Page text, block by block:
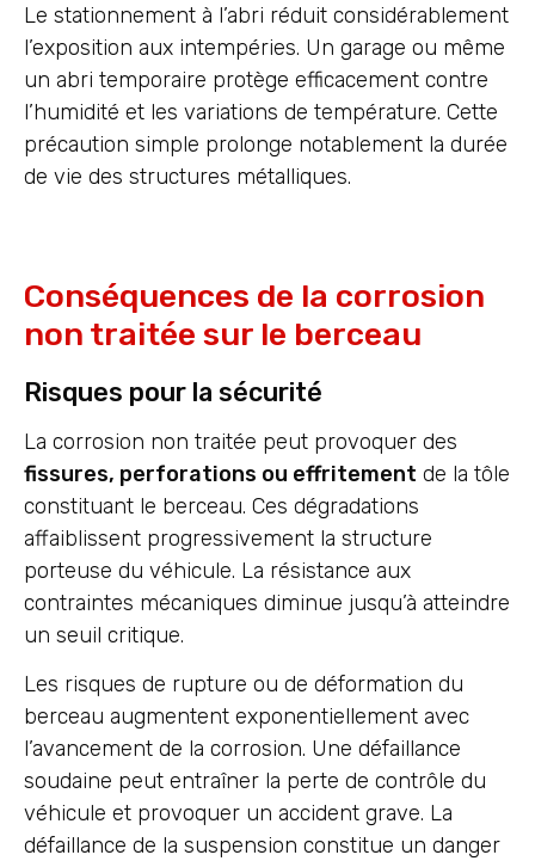
Le stationnement à l’abri réduit considérablement
l’exposition aux intempéries. Un garage ou même
un abri temporaire protège efficacement contre
l’humidité et les variations de température. Cette
précaution simple prolonge notablement la durée
de vie des structures métalliques.
Conséquences de la corrosion
non traitée sur le berceau
Risques pour la sécurité
La corrosion non traitée peut provoquer des
fissures, perforations ou effritement de la tôle
constituant le berceau. Ces dégradations
affaiblissent progressivement la structure
porteuse du véhicule. La résistance aux
contraintes mécaniques diminue jusqu’à atteindre
un seuil critique.
Les risques de rupture ou de déformation du
berceau augmentent exponentiellement avec
l’avancement de la corrosion. Une défaillance
soudaine peut entraîner la perte de contrôle du
véhicule et provoquer un accident grave. La
défaillance de la suspension constitue un danger